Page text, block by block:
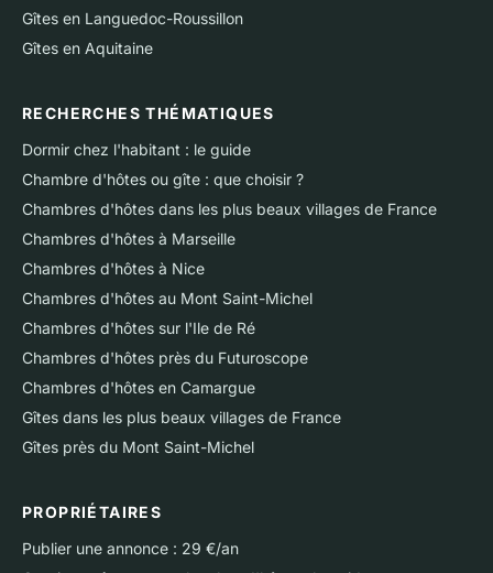
Gîtes en Languedoc-Roussillon
Gîtes en Aquitaine
RECHERCHES THÉMATIQUES
Dormir chez l'habitant : le guide
Chambre d'hôtes ou gîte : que choisir ?
Chambres d'hôtes dans les plus beaux villages de France
Chambres d'hôtes à Marseille
Chambres d'hôtes à Nice
Chambres d'hôtes au Mont Saint-Michel
Chambres d'hôtes sur l'Ile de Ré
Chambres d'hôtes près du Futuroscope
Chambres d'hôtes en Camargue
Gîtes dans les plus beaux villages de France
Gîtes près du Mont Saint-Michel
PROPRIÉTAIRES
Publier une annonce : 29 €/an